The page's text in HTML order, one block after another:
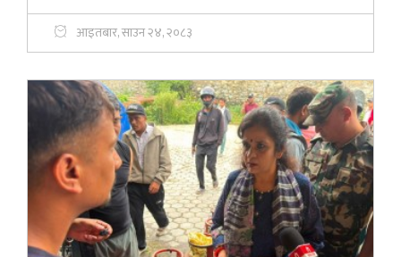
आइतबार, साउन २४, २०८३